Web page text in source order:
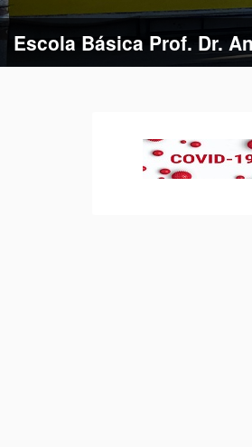
Escola Básica de Estação